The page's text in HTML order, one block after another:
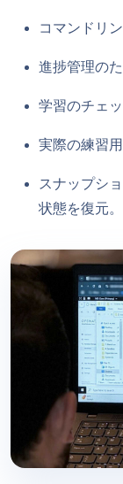
コマンドリ
進捗管理の
学習のチェ
実際の練習
スナップシ
状態を復元。